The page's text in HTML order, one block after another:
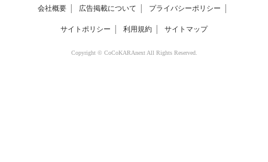
会社概要 広告掲載について プライバシーポリシー
サイトポリシー 利用規約 サイトマップ
Copyright © CoCoKARAnext All Rights Reserved.